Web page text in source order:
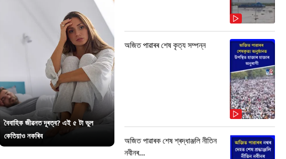
বৈবাহিক জীৱনত দূৰত্ব? এই ৫ টা ভুল
কেতিয়াও নকৰিব
অজিত পাৱাৰৰ শেষ কৃত্য সম্পন্ন
অজিত পাৱাৰক শেষ শ্ৰদ্ধাঞ্জলি নীতিন
নবীনৰ...